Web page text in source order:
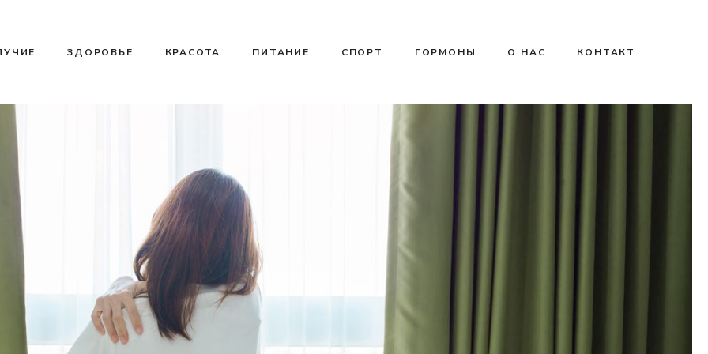
ЗДОРОВЬЕ КРАСОТА ПИТАНИЕ СПОРТ ГОРМОНЫ О НАС КОНТАКТ